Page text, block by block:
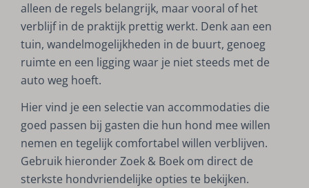
alleen de regels belangrijk, maar vooral of het
verblijf in de praktijk prettig werkt. Denk aan een
tuin, wandelmogelijkheden in de buurt, genoeg
ruimte en een ligging waar je niet steeds met de
auto weg hoeft.
Hier vind je een selectie van accommodaties die
goed passen bij gasten die hun hond mee willen
nemen en tegelijk comfortabel willen verblijven.
Gebruik hieronder Zoek & Boek om direct de
sterkste hondvriendelijke opties te bekijken.